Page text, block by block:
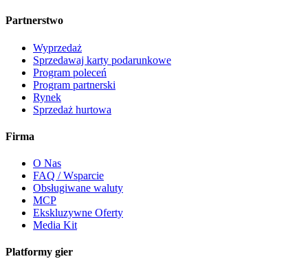
Partnerstwo
Wyprzedaż
Sprzedawaj karty podarunkowe
Program poleceń
Program partnerski
Rynek
Sprzedaż hurtowa
Firma
O Nas
FAQ / Wsparcie
Obsługiwane waluty
MCP
Ekskluzywne Oferty
Media Kit
Platformy gier